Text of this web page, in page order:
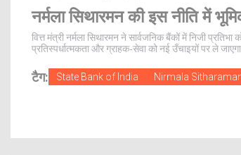
नर्मला सिथारमन की इस नीति में
वित्त मंत्री नर्मला सिथारमन ने सार्वजनिक बैंकों में निजी
प्रतिस्पर्धात्मकता और ग्राहक‑सेवा को नई उँचाइयों पर ले
टैग: State Bank of India Nirmala